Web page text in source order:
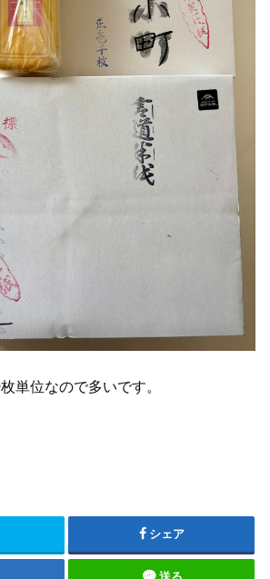
単位なので多いです。
シェア